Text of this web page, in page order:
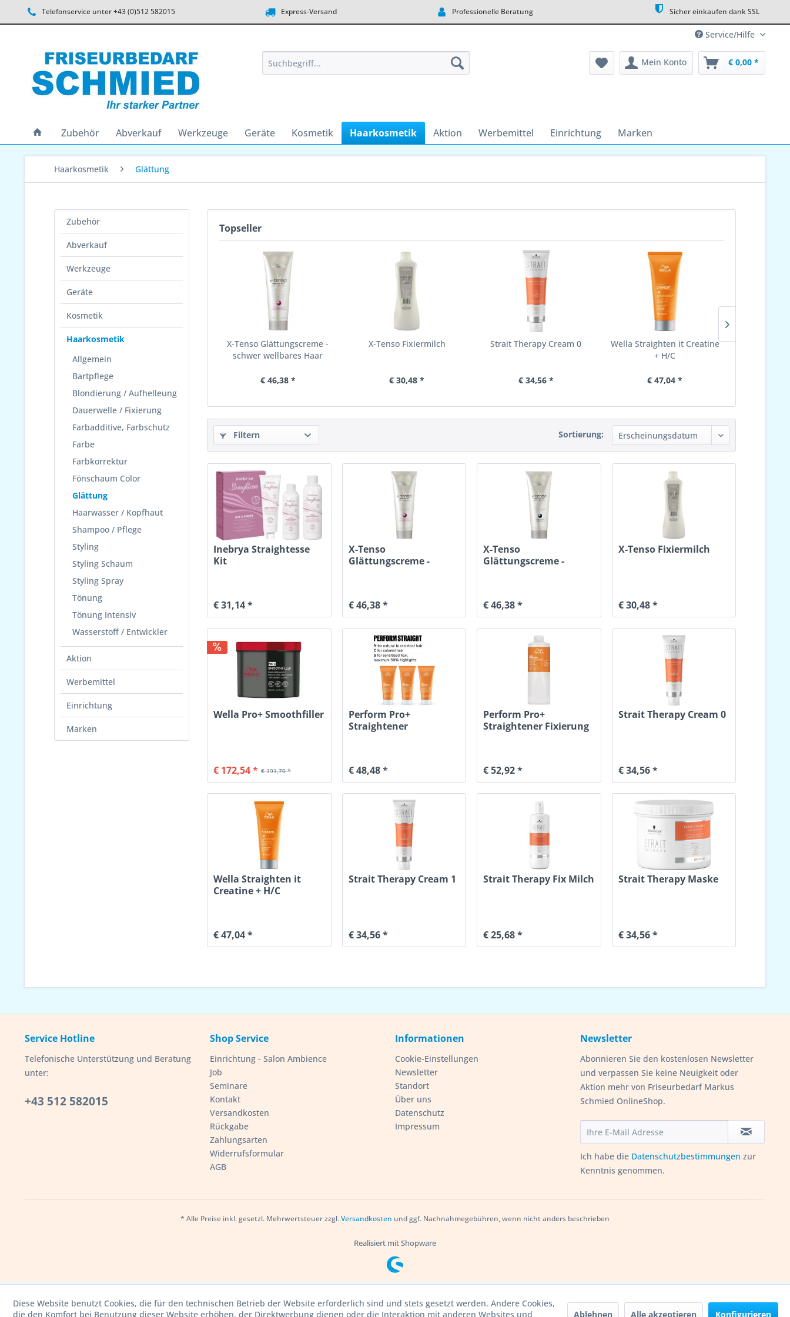
Telefonservice unter +43 (0)512 582015 Express-Versand Professionelle Beratung Sicher einkaufen dank SSL
Service/Hilfe
Mein Konto € 0,00 *
Zubehör Abverkauf Werkzeuge Geräte Kosmetik Haarkosmetik Aktion Werbemittel Einrichtung Marken
Haarkosmetik Glättung
Zubehör
Abverkauf
Werkzeuge
Geräte
Kosmetik
Haarkosmetik
Allgemein
Bartpflege
Blondierung / Aufhelleung
Dauerwelle / Fixierung
Farbadditive, Farbschutz
Farbe
Farbkorrektur
Fönschaum Color
Glättung
Haarwasser / Kopfhaut
Shampoo / Pflege
Styling
Styling Schaum
Styling Spray
Tönung
Tönung Intensiv
Wasserstoff / Entwickler
Aktion
Werbemittel
Einrichtung
Marken
Topseller
X-Tenso Glättungscreme -
schwer wellbares Haar
€ 46,38 *
X-Tenso Fixiermilch
€ 30,48 *
Strait Therapy Cream 0
€ 34,56 *
Wella Straighten it Creatine
+ H/C
€ 47,04 *
Filtern Sortierung:
Inebrya Straightesse
Kit
€ 31,14 *
X-Tenso
Glättungscreme -
€ 46,38 *
X-Tenso
Glättungscreme -
€ 46,38 *
X-Tenso Fixiermilch
€ 30,48 *
Wella Pro+ Smoothfiller
€ 191,70 *
€ 172,54 *
Perform Pro+
Straightener
€ 48,48 *
Perform Pro+
Straightener Fixierung
€ 52,92 *
Strait Therapy Cream 0
€ 34,56 *
Wella Straighten it
Creatine + H/C
€ 47,04 *
Strait Therapy Cream 1
€ 34,56 *
Strait Therapy Fix Milch
€ 25,68 *
Strait Therapy Maske
€ 34,56 *
Service Hotline
Telefonische Unterstützung und Beratung
unter:
+43 512 582015
Shop Service
Einrichtung - Salon Ambience
Job
Seminare
Kontakt
Versandkosten
Rückgabe
Zahlungsarten
Widerrufsformular
AGB
Informationen
Cookie-Einstellungen
Newsletter
Standort
Über uns
Datenschutz
Impressum
Newsletter
Abonnieren Sie den kostenlosen Newsletter
und verpassen Sie keine Neuigkeit oder
Aktion mehr von Friseurbedarf Markus
Schmied OnlineShop.
Ich habe die Datenschutzbestimmungen zur
Kenntnis genommen.
* Alle Preise inkl. gesetzl. Mehrwertsteuer zzgl.Versandkosten und ggf. Nachnahmegebühren, wenn nicht anders beschrieben
Realisiert mit Shopware
Diese Website benutzt Cookies, die für den technischen Betrieb der Website erforderlich sind und stets gesetzt werden. Andere Cookies,
die den Komfort bei Benutzung dieser Website erhöhen, der Direktwerbung dienen oder die Interaktion mit anderen Websites und
Ablehnen Alle akzeptieren Konfigurieren